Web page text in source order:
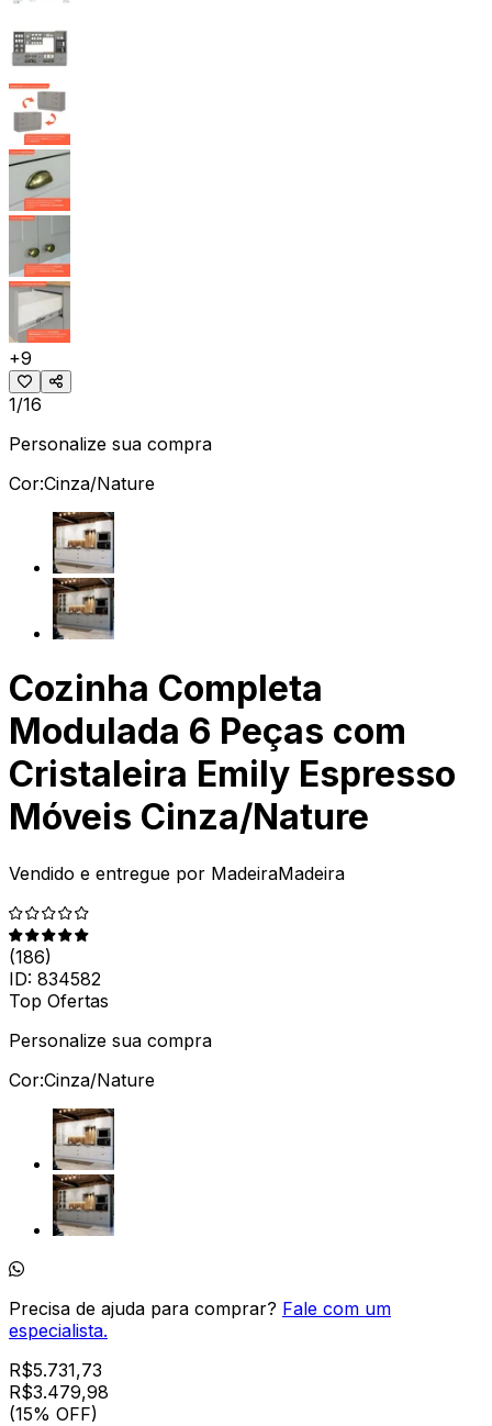
+9
1/16
Personalize sua compra
Cor:Cinza/Nature
Cozinha Completa
Modulada 6 Peças com
Cristaleira Emily Espresso
Móveis Cinza/Nature
Vendido e entregue por MadeiraMadeira
(186)
ID: 834582
Top Ofertas
Personalize sua compra
Cor:Cinza/Nature
Precisa de ajuda para comprar? Fale com um
especialista.
R$5.731,73
R$3.479,98
(15% OFF)